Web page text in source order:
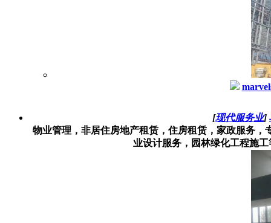
[现代服务业]
物业管理，非居住房地产租赁，住房租赁，家政服务
业设计服务，园林绿化工程施